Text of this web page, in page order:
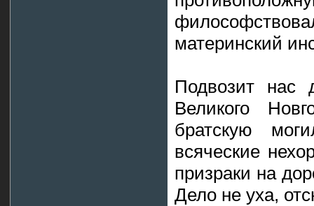
материнский
Подвозит
Великого
братскую
всяческие
призраки на
Дело не уха,